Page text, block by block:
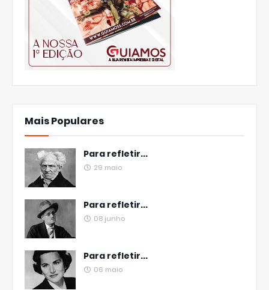
Mais Populares
Para refletir...
29 maio
Para refletir...
08 junho
Para refletir...
06 maio